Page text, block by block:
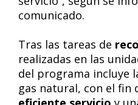
comunicado.
Tras las tareas de
realizadas en las
del programa incluye
gas natural, con el fin